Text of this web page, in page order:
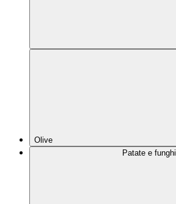
Olive
Patate e funghi